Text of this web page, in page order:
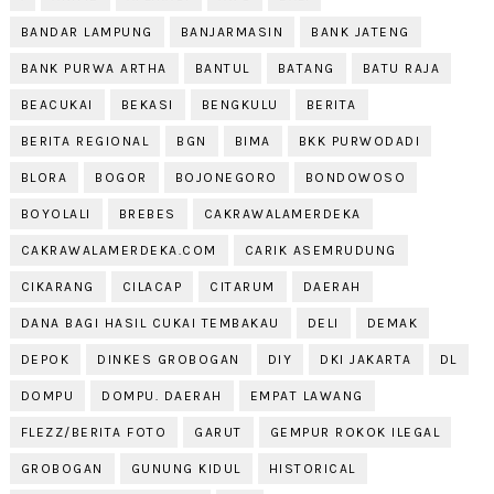
BANDAR LAMPUNG BANJARMASIN BANK JATENG
BANK PURWA ARTHA BANTUL BATANG BATU RAJA
BEACUKAI BEKASI BENGKULU BERITA
BERITA REGIONAL BGN BIMA BKK PURWODADI
BLORA BOGOR BOJONEGORO BONDOWOSO
BOYOLALI BREBES CAKRAWALAMERDEKA
CAKRAWALAMERDEKA.COM CARIK ASEMRUDUNG
CIKARANG CILACAP CITARUM DAERAH
DANA BAGI HASIL CUKAI TEMBAKAU DELI DEMAK
DEPOK DINKES GROBOGAN DIY DKI JAKARTA DL
DOMPU DOMPU. DAERAH EMPAT LAWANG
FLEZZ/BERITA FOTO GARUT GEMPUR ROKOK ILEGAL
GROBOGAN GUNUNG KIDUL HISTORICAL